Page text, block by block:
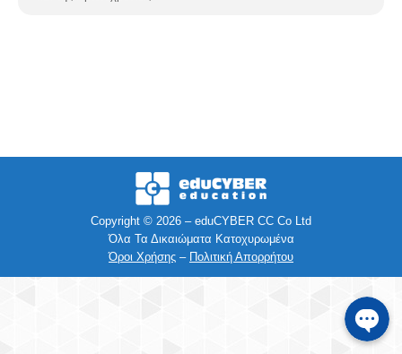
Copyright © 2026 – eduCYBER CC Co Ltd
Όλα Τα Δικαιώματα Κατοχυρωμένα
Όροι Χρήσης – Πολιτική Απορρήτου